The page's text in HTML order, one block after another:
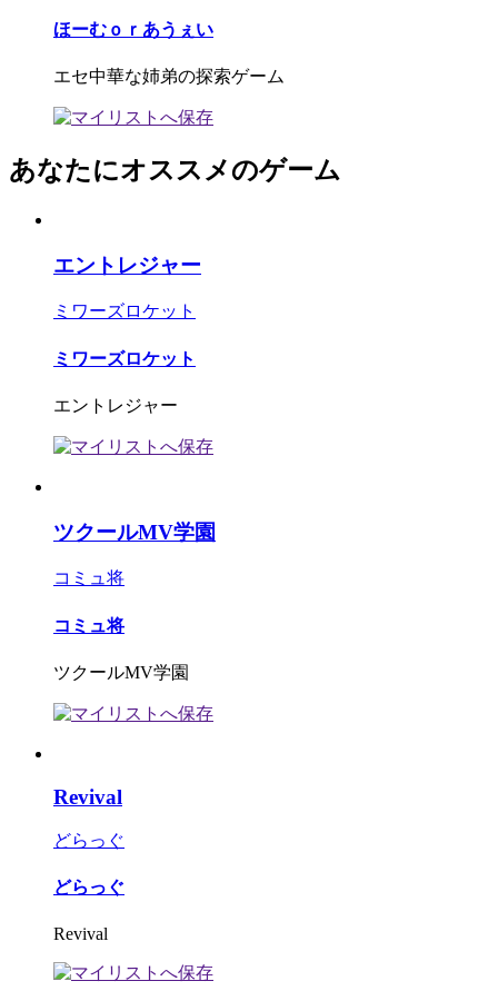
ほーむｏｒあうぇい
エセ中華な姉弟の探索ゲーム
あなたにオススメのゲーム
エントレジャー
ミワーズロケット
ミワーズロケット
エントレジャー
ツクールMV学園
コミュ将
コミュ将
ツクールMV学園
Revival
どらっぐ
どらっぐ
Revival